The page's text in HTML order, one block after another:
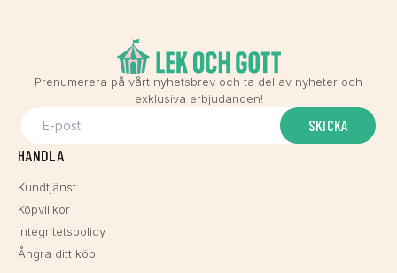
Prenumerera på vårt nyhetsbrev och ta del av nyheter och
exklusiva erbjudanden!
SKICKA
HANDLA
Kundtjänst
Köpvillkor
Integritetspolicy
Ångra ditt köp